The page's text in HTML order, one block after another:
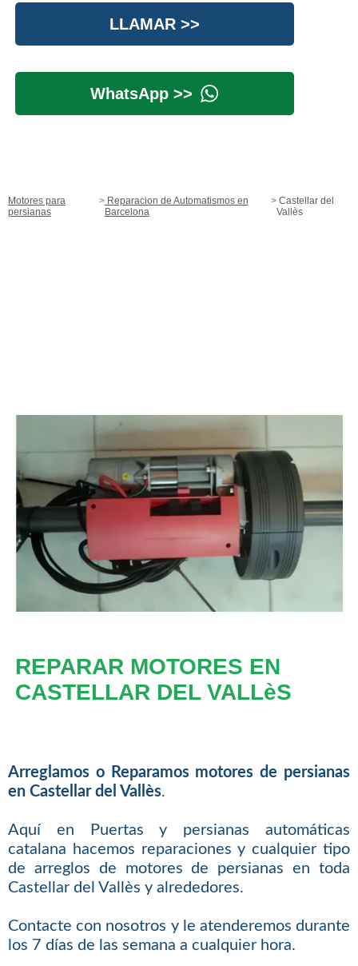
LLAMAR >>
WhatsApp >>
Motores para
persianas
Reparacion de Automatismos en
Barcelona
Castellar del
Vallès
REPARAR MOTORES EN
CASTELLAR DEL VALLèS
Arreglamos o Reparamos motores de persianas
en Castellar del Vallès.
Aquí en Puertas y persianas automáticas
catalana hacemos reparaciones y cualquier tipo
de arreglos de motores de persianas en toda
Castellar del Vallès y alrededores.
Contacte con nosotros y le atenderemos durante
los 7 días de las semana a cualquier hora.